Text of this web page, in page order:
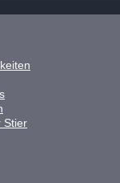
Stier